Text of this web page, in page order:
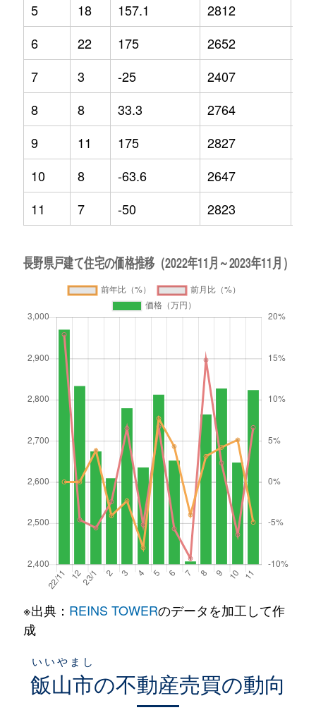
5
18 157.1 2812
6
22 175 2652
7
3 -25 2407
8
8 33.3 2764
9
11 175 2827
10
8 -63.6 2647
11
7 -50 2823
※出典： REINS TOWERのデータを加工して作
成
飯山市
いいやまし
の不動産売買の動向